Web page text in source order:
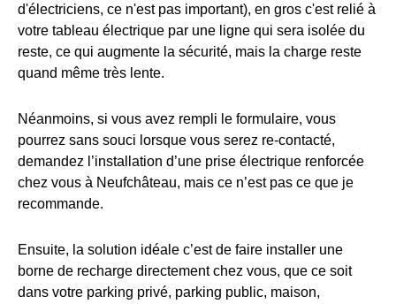
d'électriciens, ce n'est pas important), en gros c'est relié à
votre tableau électrique par une ligne qui sera isolée du
reste, ce qui augmente la sécurité, mais la charge reste
quand même très lente.
Néanmoins, si vous avez rempli le formulaire, vous
pourrez sans souci lorsque vous serez re-contacté,
demandez l’installation d’une prise électrique renforcée
chez vous à Neufchâteau, mais ce n’est pas ce que je
recommande.
Ensuite, la solution idéale c’est de faire installer une
borne de recharge directement chez vous, que ce soit
dans votre parking privé, parking public, maison,